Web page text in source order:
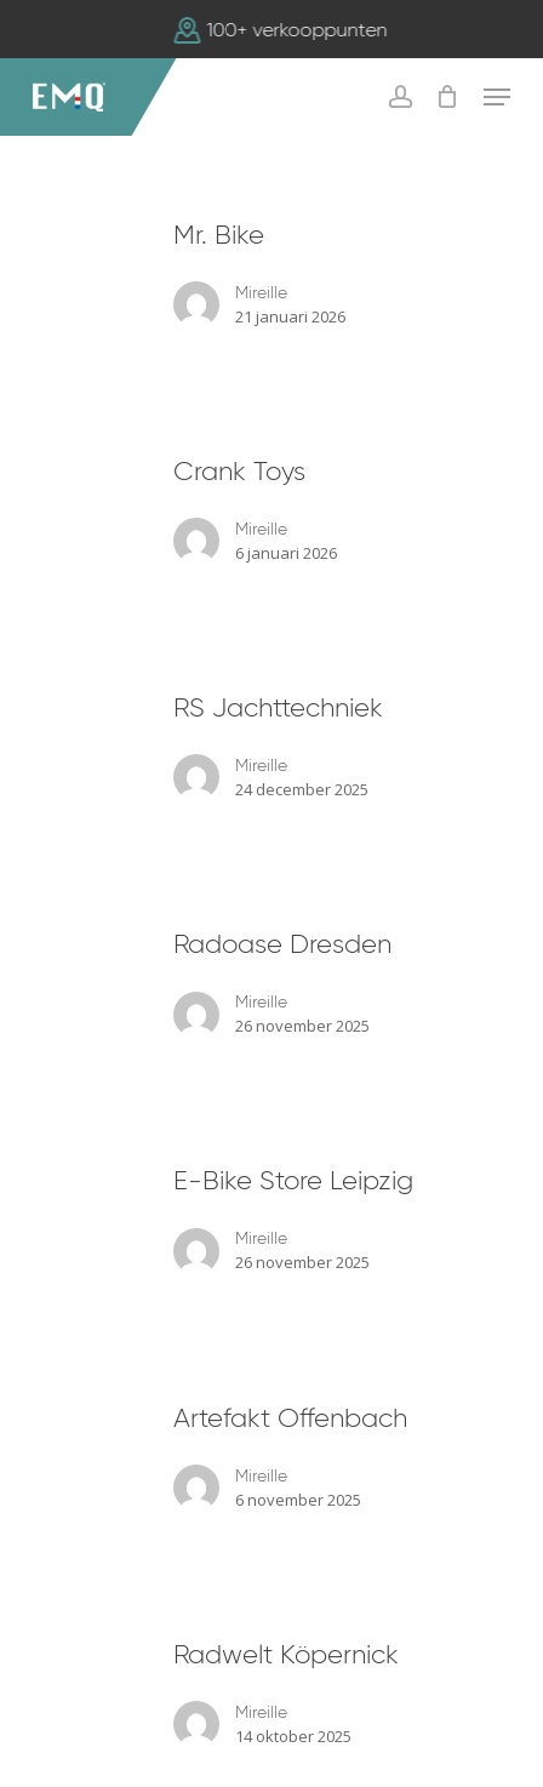
content
100+ verkooppunten
Menu
Mr. Bike
Mireille
21 januari 2026
ToysCrank Toys
Mireille
6 januari 2026
Jachttechniek
RS Jachttechniek
Mireille
24 december 2025
Dresden
Radoase Dresden
Mireille
26 november 2025
Bike
Leipzig
E-Bike Store Leipzig
Mireille
26 november 2025
Offenbach
Artefakt Offenbach
Mireille
6 november 2025
Köpernick
Radwelt Köpernick
Mireille
14 oktober 2025